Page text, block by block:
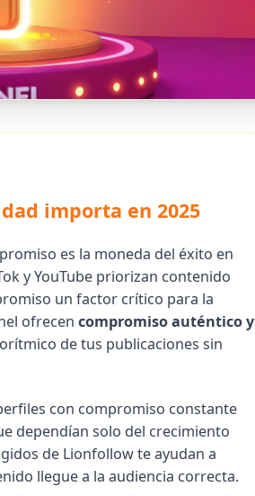
importa en 2025
es la moneda del éxito en
y YouTube priorizan contenido
un factor crítico para la
ofrecen compromiso auténtico y
de tus publicaciones sin
con compromiso constante
dependían solo del crecimiento
de Lionfollow te ayudan a
llegue a la audiencia correcta.